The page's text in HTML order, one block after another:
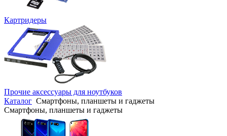
Картридеры
Прочие аксессуары для ноутбуков
Каталог Смартфоны, планшеты и гаджеты
Смартфоны, планшеты и гаджеты